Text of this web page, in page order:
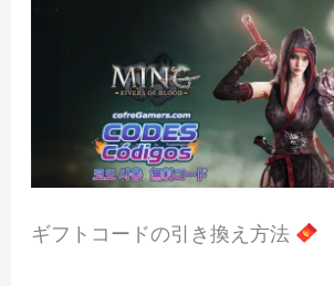
ギフトコードの引き換え方法